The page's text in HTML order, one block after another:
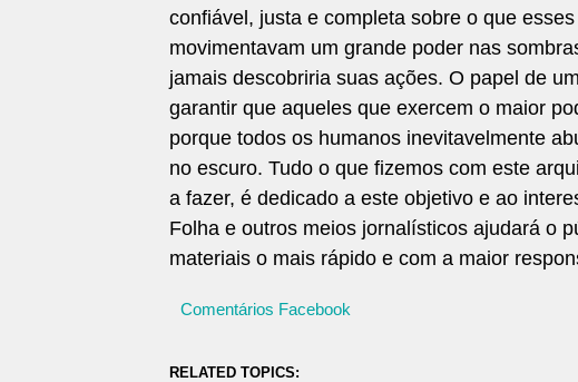
confiável, justa e completa sobre o que
movimentavam um grande poder nas
jamais descobriria suas ações. O papel de
garantir que aqueles que exercem o maior
porque todos os humanos inevitavelmente
no escuro. Tudo o que fizemos com este
a fazer, é dedicado a este objetivo e ao
Folha e outros meios jornalísticos ajudará o
materiais o mais rápido e com a maior
Comentários Facebook
RELATED TOPICS: